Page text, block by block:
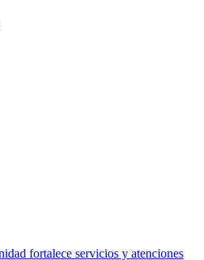
fortalece servicios y atenciones